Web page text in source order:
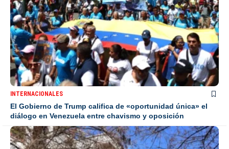
INTERNACIONALES
El Gobierno de Trump califica de «oportunidad única» el
diálogo en Venezuela entre chavismo y oposición